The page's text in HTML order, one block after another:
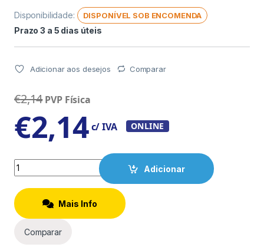
Disponibilidade: DISPONÍVEL SOB ENCOMENDA
Prazo 3 a 5 dias úteis
Adicionar aos desejos Comparar
€2,14 PVP Física
€2,14c/ IVA ONLINE
Quantity
Adicionar
Mais Info
Comparar